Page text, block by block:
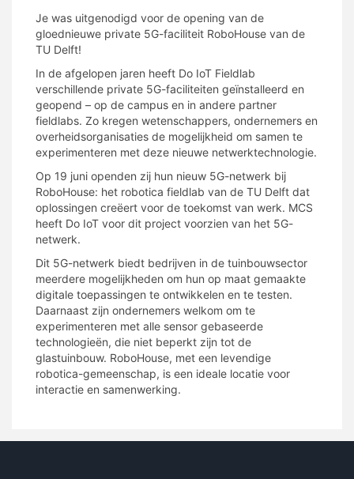
Je was uitgenodigd voor de opening van de
gloednieuwe private 5G-faciliteit RoboHouse van de
TU Delft!
In de afgelopen jaren heeft Do IoT Fieldlab
verschillende private 5G-faciliteiten geïnstalleerd en
geopend – op de campus en in andere partner
fieldlabs. Zo kregen wetenschappers, ondernemers en
overheidsorganisaties de mogelijkheid om samen te
experimenteren met deze nieuwe netwerktechnologie.
Op 19 juni openden zij hun nieuw 5G-netwerk bij
RoboHouse: het robotica fieldlab van de TU Delft dat
oplossingen creëert voor de toekomst van werk. MCS
heeft Do IoT voor dit project voorzien van het 5G-
netwerk.
Dit 5G-netwerk biedt bedrijven in de tuinbouwsector
meerdere mogelijkheden om hun op maat gemaakte
digitale toepassingen te ontwikkelen en te testen.
Daarnaast zijn ondernemers welkom om te
experimenteren met alle sensor gebaseerde
technologieën, die niet beperkt zijn tot de
glastuinbouw. RoboHouse, met een levendige
robotica-gemeenschap, is een ideale locatie voor
interactie en samenwerking.